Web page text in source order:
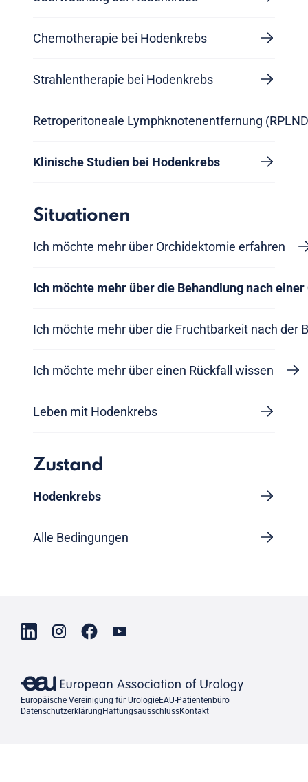
Chemotherapie bei Hodenkrebs
Strahlentherapie bei Hodenkrebs
Retroperitoneale Lymphknotenentfernung
Klinische Studien bei Hodenkrebs
Situationen
Ich möchte mehr über Orchidektomie erfahren
Ich möchte mehr über die Behandlung nach
Ich möchte mehr über die Fruchtbarkeit nach der
Ich möchte mehr über einen Rückfall wissen
Leben mit Hodenkrebs
Zustand
Hodenkrebs
Alle Bedingungen
Europäische Vereinigung für UrologieEAU-Patientenbüro
Datenschutzerklärung HaftungsausschlussKontakt